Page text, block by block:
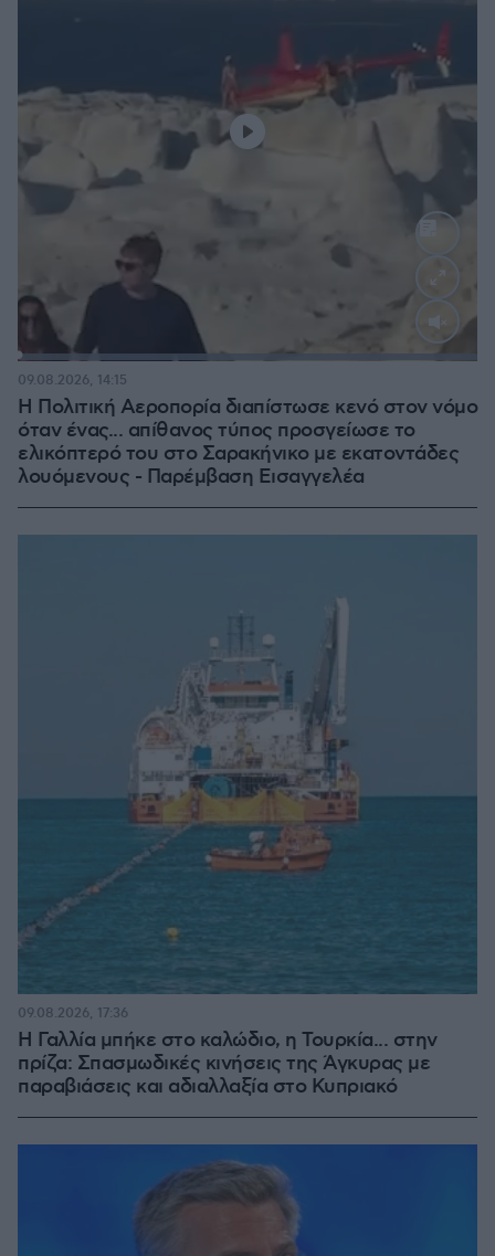
:
Η Πολιτική Αεροπορία διαπίστωσε κενό στον νόμο
όταν ένας... απίθανος τύπος προσγείωσε το
ελικόπτερό του στο Σαρακήνικο με εκατοντάδες
λουόμενους - Παρέμβαση Εισαγγελέα
09.08.2026, 14:15
Η Γαλλία μπήκε στο καλώδιο, η Τουρκία... στην
πρίζα: Σπασμωδικές κινήσεις της Άγκυρας με
παραβιάσεις και αδιαλλαξία στο Κυπριακό
09.08.2026, 17:36